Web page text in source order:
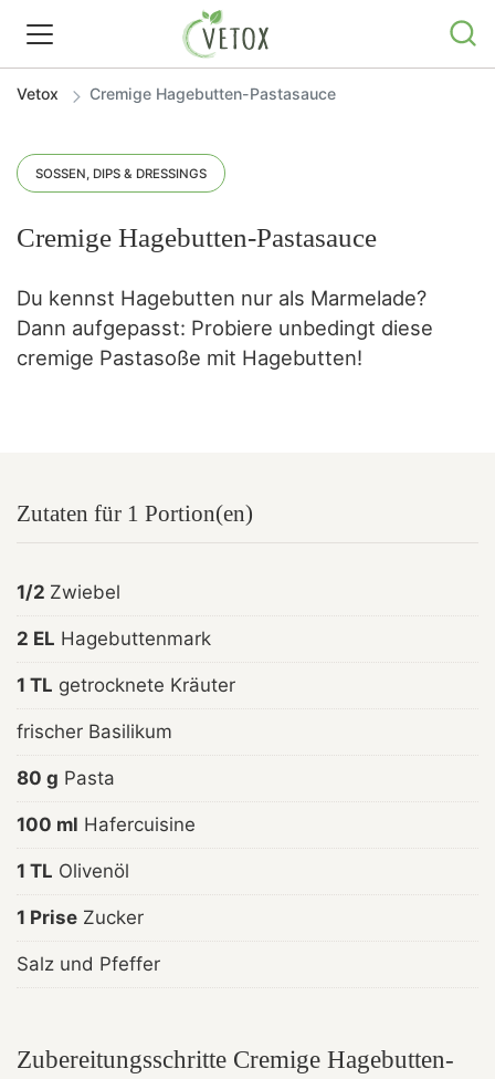
REZEPTWELT
WISSEN
SHOP
GRATIS ERNÄHRUNGSTIPPS
Vetox Cremige Hagebutten-Pastasauce
SOSSEN, DIPS & DRESSINGS
Cremige Hagebutten-Pastasauce
Du kennst Hagebutten nur als Marmelade?
Dann aufgepasst: Probiere unbedingt diese
cremige Pastasoße mit Hagebutten!
Zutaten für 1 Portion(en)
1/2 Zwiebel
2 EL Hagebuttenmark
1 TL getrocknete Kräuter
frischer Basilikum
80 g Pasta
100 ml Hafercuisine
1 TL Olivenöl
1 Prise Zucker
Salz und Pfeffer
Zubereitungsschritte Cremige Hagebutten-